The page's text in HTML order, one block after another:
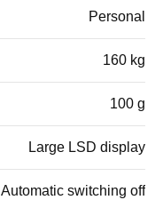
Personal
160 kg
100 g
Large LSD display
Automatic switching off